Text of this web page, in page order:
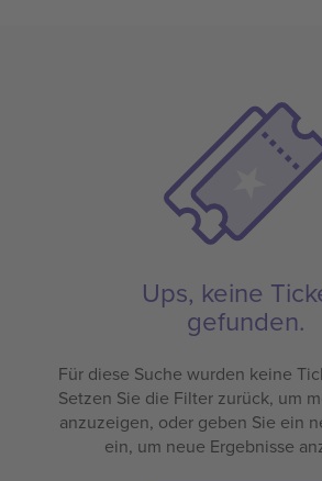
Ups, keine
gefunden.
Für diese Suche wurden keine
Setzen Sie die Filter zurück, um
anzuzeigen, oder geben Sie ein
ein, um neue Ergebnisse